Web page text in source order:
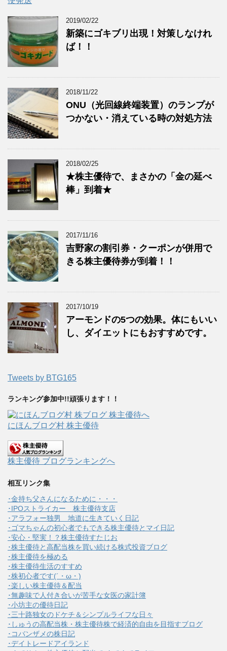
2019/02/22
新築にゴキブリ出現！対策しなけれ
ば！！
2018/11/22
ONU（光回線終端装置）のランプが
つかない・消えている時の対処方法
2018/02/25
★株主優待で、まさかの「金の延べ
棒」到着★
2017/11/16
吉野家の割引券・クーポンが併用で
きる株主優待券が到着！！
2017/10/19
アーモンドの5つの効果。体にもいい
し、ダイエットにもおすすめです。
Tweets by BTG165
ランキング参加中!!頑張ります！！
にほんブログ村 株主優待
株主優待 ブログランキングへ
相互リンク集
･金持ち父さんになるために・・・
･IPOストライカー 株主優待支店
･アラフォー独男 地道に生きていく日記
･ゴマちゃんの初心者でもできる株主優待とマイ日記
･安心・堅実！？株主優待すたじお
･株主優待と高配当株を買い続ける株式投資ブログ
･株主優待を極める
･株主優待生活のすすめ
･株初心者です(´・ω・)
･楽しい株主優待＆配当
･無趣味で人付き合いが苦手な女医の家計簿
･小坊主の優待日記
･三十路独女のドケチ＆シンプルライフな日々
･しゅうの高配当株・株主優待株で経済的自由を目指すブログ
･コバンザメの株日記
･デイトレードアイランド